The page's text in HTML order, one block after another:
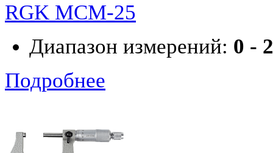
RGK MCM-25
Диапазон измерений: 0 -
Подробнее